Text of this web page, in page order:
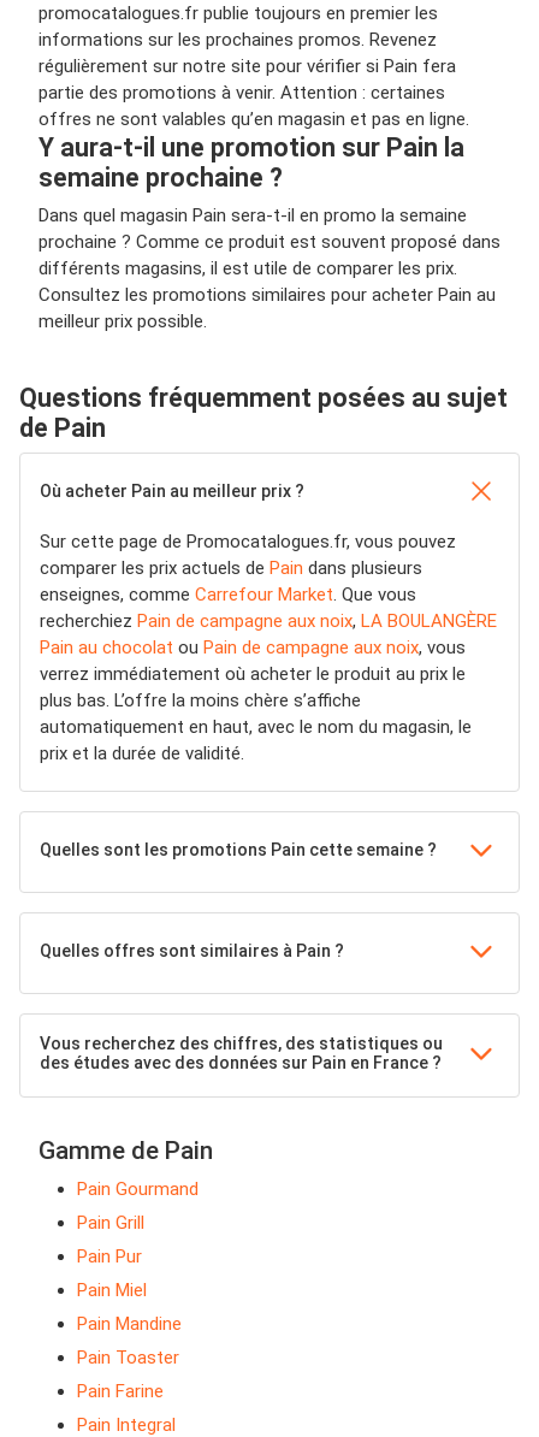
promocatalogues.fr publie toujours en premier les
informations sur les prochaines promos. Revenez
régulièrement sur notre site pour vérifier si Pain fera
partie des promotions à venir. Attention : certaines
offres ne sont valables qu’en magasin et pas en ligne.
Y aura-t-il une promotion sur Pain la
semaine prochaine ?
Dans quel magasin Pain sera-t-il en promo la semaine
prochaine ? Comme ce produit est souvent proposé dans
différents magasins, il est utile de comparer les prix.
Consultez les promotions similaires pour acheter Pain au
meilleur prix possible.
Questions fréquemment posées au sujet
de Pain
Où acheter Pain au meilleur prix ?
Sur cette page de Promocatalogues.fr, vous pouvez
comparer les prix actuels de Pain dans plusieurs
enseignes, comme Carrefour Market . Que vous
recherchiez Pain de campagne aux noix, LA BOULANGÈRE
Pain au chocolat ou Pain de campagne aux noix, vous
verrez immédiatement où acheter le produit au prix le
plus bas. L’offre la moins chère s’affiche
automatiquement en haut, avec le nom du magasin, le
prix et la durée de validité.
Quelles sont les promotions Pain cette semaine ?
Quelles offres sont similaires à Pain ?
Vous recherchez des chiffres, des statistiques ou
des études avec des données sur Pain en France ?
Gamme de Pain
Pain Gourmand
Pain Grill
Pain Pur
Pain Miel
Pain Mandine
Pain Toaster
Pain Farine
Pain Integral